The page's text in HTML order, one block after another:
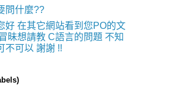
問什麼??
好 在其它網站看到您PO的文
昧想請教 C語言的問題 不知
不可以 謝謝 !!